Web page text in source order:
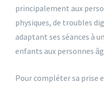
principalement aux
physiques, de troubles
adaptant ses séances à
enfants aux personnes
Pour compléter sa prise